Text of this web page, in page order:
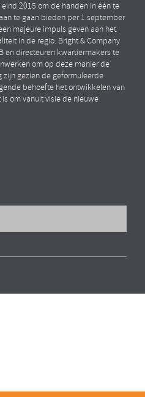
2015 om de handen in één te
te gaan bieden per 1 september
majeure impuls geven aan het
in de regio. Bright & Company
en directeuren kwartiermakers te
om op deze manier de
gezien de geformuleerde
behoefte het ontwikkelen van
om vanuit visie de nieuwe